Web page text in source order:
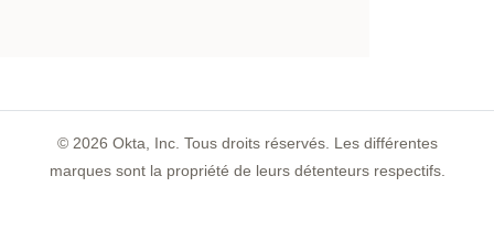
© 2026 Okta, Inc. Tous droits réservés. Les différentes
marques sont la propriété de leurs détenteurs respectifs.